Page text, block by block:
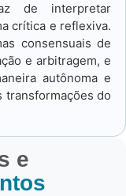
de interpretar
crítica e reflexiva.
consensuais de
e arbitragem, e
autônoma e
transformações do
e